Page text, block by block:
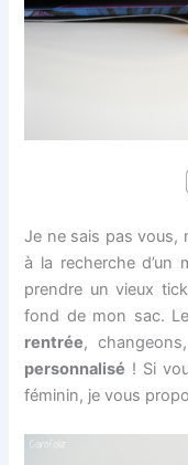
Je ne sais pas vous,
à la recherche d’un
prendre un vieux
fond de mon sac.
rentrée,
personnalisé ! Si
féminin, je vous